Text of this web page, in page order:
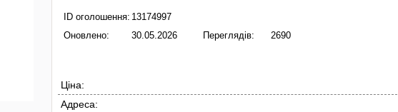
ID оголошення: 13174997
Оновлено:
30.05.2026 Переглядів: 2690
Ціна:
Адреса: